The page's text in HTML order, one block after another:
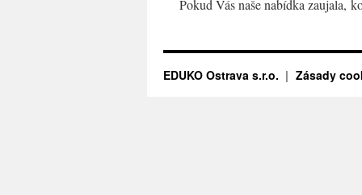
Pokud Vás naše nabídka zaujala,
EDUKO Ostrava s.r.o. Zásady